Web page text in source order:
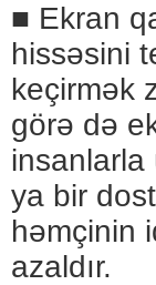
■ Ekran
hissəsini
keçirmək
görə də
insanlarla
ya bir
həmçinin
azaldır.